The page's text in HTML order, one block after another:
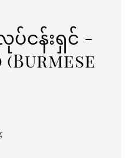
ငန်းရှင် -
(Burmese